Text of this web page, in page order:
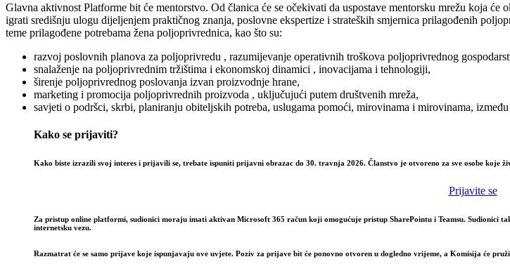
Glavna aktivnost Platforme bit će mentorstvo. Od članica će se očekivati ​​da uspostave mentorsku mrežu koja
igrati središnju ulogu dijeljenjem praktičnog znanja, poslovne ekspertize i strateških smjernica prilagođenih
teme prilagođene potrebama žena poljoprivrednica, kao što su:
razvoj poslovnih planova za poljoprivredu , razumijevanje operativnih troškova poljoprivrednog
snalaženje na poljoprivrednim tržištima i ekonomskoj dinamici , inovacijama i tehnologiji,
širenje poljoprivrednog poslovanja izvan proizvodnje hrane,
marketing i promocija poljoprivrednih proizvoda , uključujući putem društvenih mreža,
savjeti o podršci, skrbi, planiranju obiteljskih potreba, uslugama pomoći, mirovinama i mirovinama, između
Kako se prijaviti?
Kako biste izrazili svoj interes i prijavili se, trebate ispuniti prijavni obrazac do 30. travnja 2026. Članstvo je otvoreno za sve osobe koje
Prijavite se
Za pristup online platformi, sudionici moraju imati aktivan Microsoft 365 račun koji omogućuje pristup SharePointu i Teamsu.
internetsku vezu.
Razmatrat će se samo prijave koje ispunjavaju ove uvjete. Poziv za prijave bit će ponovno otvoren u dogledno vrijeme, a Komisija će